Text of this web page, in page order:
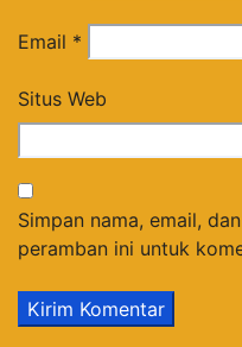
Email *
Situs Web
Simpan nama, email,
peramban ini untuk